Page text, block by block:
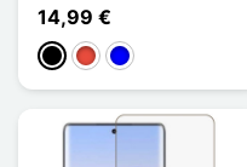
14,99 €
NegroRojoAzul